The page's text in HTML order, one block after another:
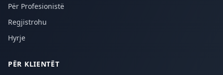
Për Profesionistë
Regjistrohu
Hyrje
PËR KLIENTËT